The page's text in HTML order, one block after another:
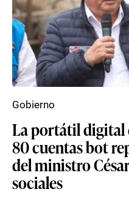
La portátil digital
80 cuentas bot
del ministro
sociales
Gobierno